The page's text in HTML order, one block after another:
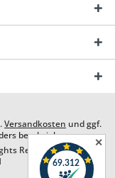
Versandkosten und ggf.
beschrieben
Reserved. Design by
✕